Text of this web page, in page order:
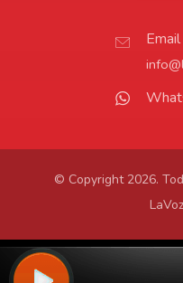
Email
© Copyright 2026.